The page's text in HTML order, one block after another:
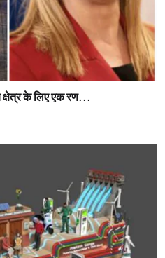
के लिए एक रण...